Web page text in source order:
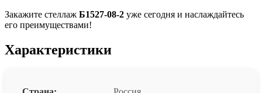
Закажите стеллаж Б1527-08-2 уже сегодня и наслаждайтесь
его преимуществами!
Характеристики